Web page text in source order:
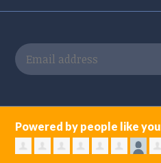
Powered by people like you